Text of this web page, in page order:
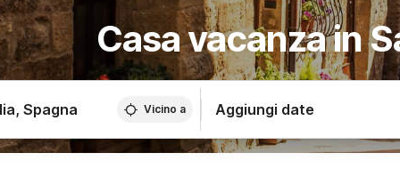
Casa vacanza in
Vicino a Aggiungi date